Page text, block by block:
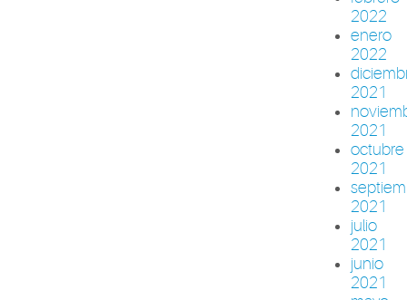
2022
enero
2022
2021
2021
octubre
2021
2021
julio
2021
junio
2021